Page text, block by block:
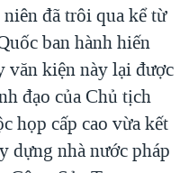
NAM
VIỆT NAM
VIỆT NAM
đã trôi qua kể từ
ban hành hiến
văn kiện này lại được
đạo của Chủ tịch
họp cấp cao vừa kết
dựng nhà nước pháp